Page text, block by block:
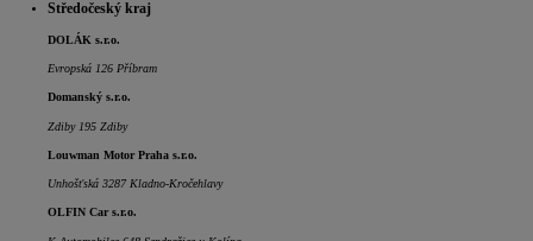
Středočeský kraj
DOLÁK s.r.o.
Evropská 126 Příbram
Domanský s.r.o.
Zdiby 195 Zdiby
Louwman Motor Praha s.r.o.
Unhošťská 3287 Kladno-Kročehlavy
OLFIN Car s.r.o.